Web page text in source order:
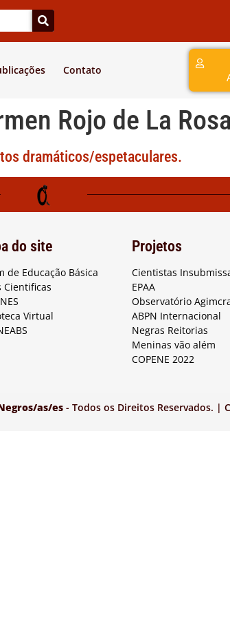
Contato
Rojo de La
dramáticos/espetaculares.
do site
de Educação Básica
Cientificas
Virtual
Projetos
Cientistas
EPAA
Observatório
ABPN Internacional
Negras Reitorias
Meninas vão além
COPENE 2022
as/es- Todos os Direitos Reservados. |